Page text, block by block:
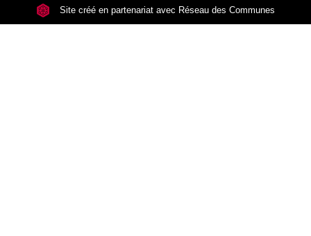
Site créé en partenariat avec Réseau des Communes